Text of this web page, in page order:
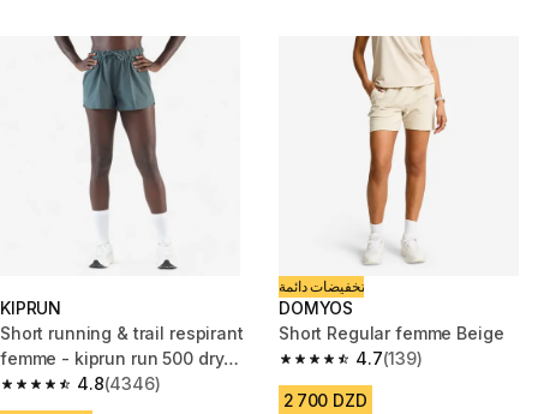
KIPRUN
Short running & trail respirant
femme - kiprun run 500 dry
vert foncé4.8
4.8 out of 5 stars from 4346 reviews
(4346)
تخفيضات دائمة
DOMYOS
Short Regular femme Beige
4.7
4.7 out of 5 stars from 139
(139)
2 700 DZD